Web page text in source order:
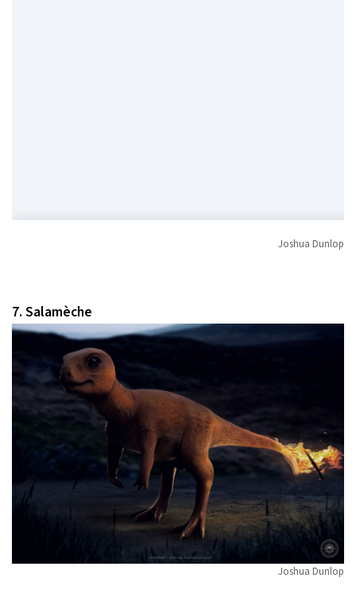
Joshua Dunlop
7. Salamèche
Joshua Dunlop